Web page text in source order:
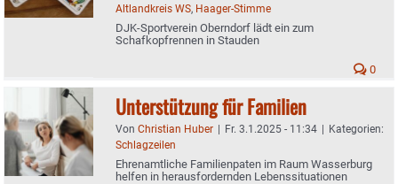
Altlandkreis WS, Haager-Stimme
DJK-Sportverein Oberndorf lädt ein zum
Schafkopfrennen in Stauden
0
Unterstützung für Familien
Von Christian Huber | Fr. 3.1.2025 - 11:34 | Kategorien:
Schlagzeilen
Ehrenamtliche Familienpaten im Raum Wasserburg
helfen in herausfordernden Lebenssituationen